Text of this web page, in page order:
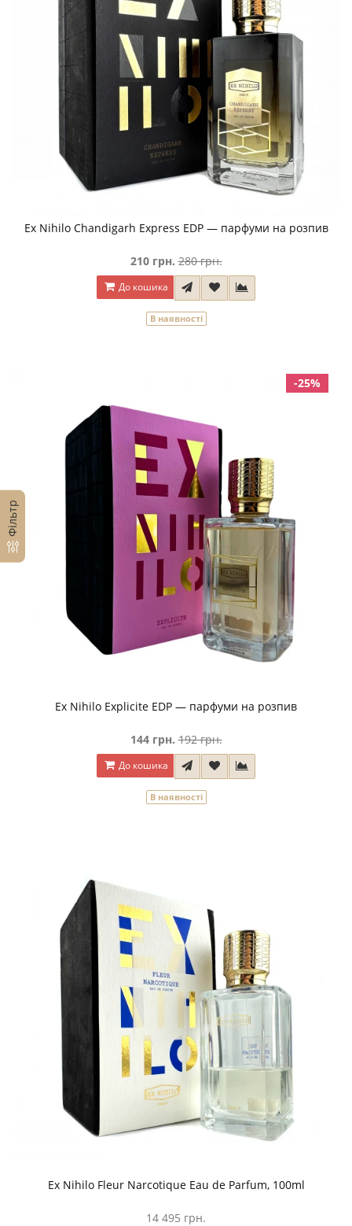
Фільтр
Ex Nihilo Chandigarh Express EDP — парфуми на розпив
210 грн. 280 грн.
До кошика
В наявності
-25%
Ex Nihilo Explicite EDP — парфуми на розпив
144 грн. 192 грн.
До кошика
В наявності
Ex Nihilo Fleur Narcotique Eau de Parfum, 100ml
14 495 грн.